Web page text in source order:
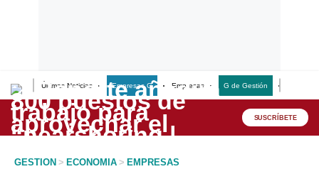
Últimas Noticias Empresas G Empresas G de Gestión
Lo último
Peru Quiosco SUSCRÍBETE
GESTION > ECONOMIA > EMPRESAS